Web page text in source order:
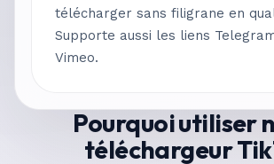
télécharger sans filigrane en
Supporte aussi les liens
Vimeo.
Pourquoi utiliser
téléchargeur